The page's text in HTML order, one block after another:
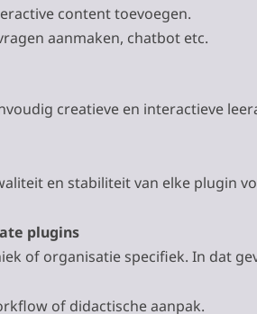
content toevoegen.
aanmaken, chatbot etc.
creatieve en interactieve
en stabiliteit van elke plugin
plugins
of organisatie specifiek. In dat
of didactische aanpak.